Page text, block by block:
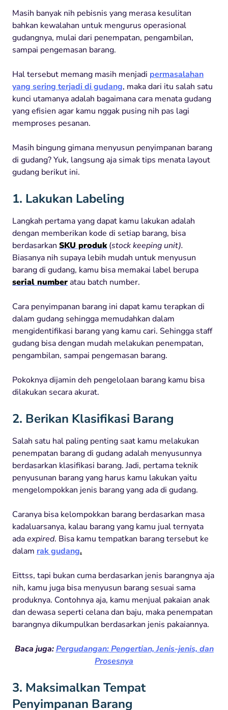
Masih banyak nih pebisnis yang merasa kesulitan
bahkan kewalahan untuk mengurus operasional
gudangnya, mulai dari penempatan, pengambilan,
sampai pengemasan barang.
Hal tersebut memang masih menjadi permasalahan
yang sering terjadi di gudang, maka dari itu salah satu
kunci utamanya adalah bagaimana cara menata gudang
yang efisien agar kamu nggak pusing nih pas lagi
memproses pesanan.
Masih bingung gimana menyusun penyimpanan barang
di gudang? Yuk, langsung aja simak tips menata layout
gudang berikut ini.
1. Lakukan Labeling
Langkah pertama yang dapat kamu lakukan adalah
dengan memberikan kode di setiap barang, bisa
berdasarkan SKU produk(stock keeping unit).
Biasanya nih supaya lebih mudah untuk menyusun
barang di gudang, kamu bisa memakai label berupa
serial numberatau batch number.
Cara penyimpanan barang ini dapat kamu terapkan di
dalam gudang sehingga memudahkan dalam
mengidentifikasi barang yang kamu cari. Sehingga staff
gudang bisa dengan mudah melakukan penempatan,
pengambilan, sampai pengemasan barang.
Pokoknya dijamin deh pengelolaan barang kamu bisa
dilakukan secara akurat.
2. Berikan Klasifikasi Barang
Salah satu hal paling penting saat kamu melakukan
penempatan barang di gudang adalah menyusunnya
berdasarkan klasifikasi barang. Jadi, pertama teknik
penyusunan barang yang harus kamu lakukan yaitu
mengelompokkan jenis barang yang ada di gudang.
Caranya bisa kelompokkan barang berdasarkan masa
kadaluarsanya, kalau barang yang kamu jual ternyata
adaexpired. Bisa kamu tempatkan barang tersebut ke
dalam rak gudang.
Eittss, tapi bukan cuma berdasarkan jenis barangnya aja
nih, kamu juga bisa menyusun barang sesuai sama
produknya. Contohnya aja, kamu menjual pakaian anak
dan dewasa seperti celana dan baju, maka penempatan
barangnya dikumpulkan berdasarkan jenis pakaiannya.
Baca juga: Pergudangan: Pengertian, Jenis-jenis, dan
Prosesnya
3. Maksimalkan Tempat
Penyimpanan Barang